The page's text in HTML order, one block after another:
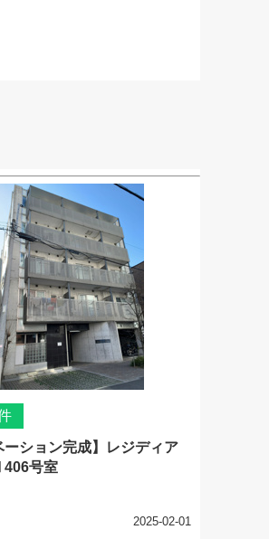
ーション完成】レジディア
号室
2025-02-01